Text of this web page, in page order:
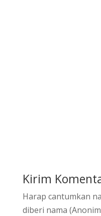
Kirim
Harap cantumkan
diberi nama